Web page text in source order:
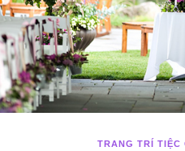
TRANG TRÍ TIỆC